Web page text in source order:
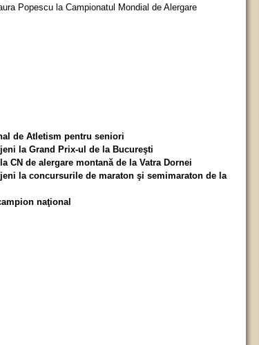
Popescu la Campionatul Mondial de Alergare
de Atletism pentru seniori
la Grand Prix-ul de la Bucureşti
CN de alergare montană de la Vatra Dornei
la concursurile de maraton şi semimaraton de la
naţional